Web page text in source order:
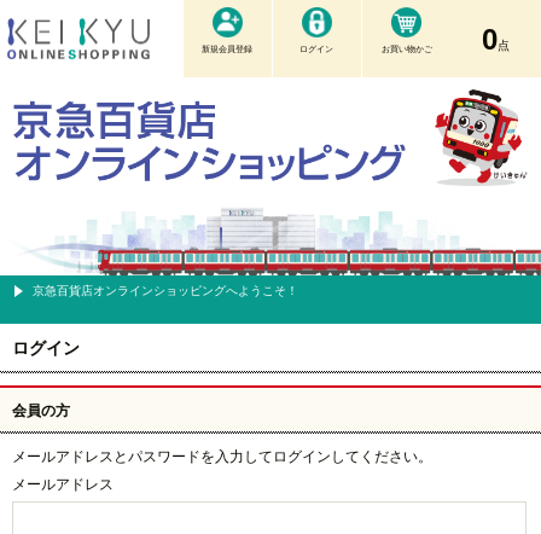
新規会員登録 ログイン お買い物かご 0点
京急百貨店オンラインショッピングへようこそ！
ログイン
会員の方
メールアドレスとパスワードを入力してログインしてください。
メールアドレス